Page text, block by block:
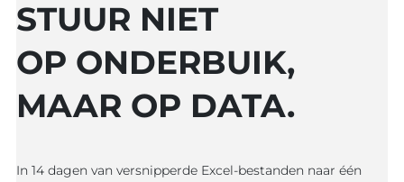
STUUR NIET
OP ONDERBUIK,
MAAR OP DATA.
In 14 dagen van versnipperde Excel-bestanden naar één